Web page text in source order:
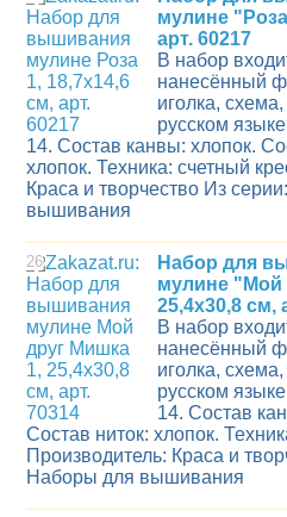
мулине
арт. 60217
В набор
нанесённый
иголка,
русском
14. Состав канвы: хлопок.
хлопок. Техника: счетный
Краса и творчество Из
вышивания
26
Набор для
мулине "Мой
25,4х30,8 см,
В набор
нанесённый
иголка,
русском
14. Состав
Состав ниток: хлопок.
Производитель: Краса и
Наборы для вышивания